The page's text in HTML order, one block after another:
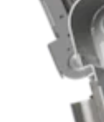
Postes, arandelas y grapas